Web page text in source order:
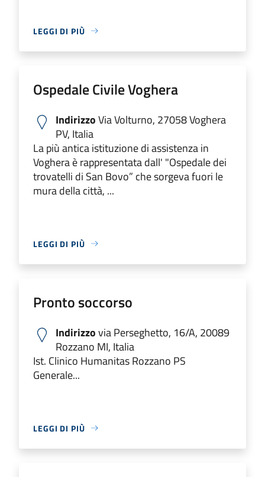
LEGGI DI PIÙ
Ospedale Civile Voghera
IndirizzoVia Volturno, 27058 Voghera
PV, Italia
La più antica istituzione di assistenza in
Voghera è rappresentata dall' "Ospedale dei
trovatelli di San Bovo” che sorgeva fuori le
mura della città, ...
LEGGI DI PIÙ
Pronto soccorso
Indirizzovia Perseghetto, 16/A, 20089
Rozzano MI, Italia
Ist. Clinico Humanitas Rozzano PS
Generale...
LEGGI DI PIÙ